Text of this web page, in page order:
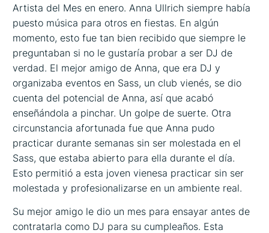
Artista del Mes en enero. Anna Ullrich siempre había
puesto música para otros en fiestas. En algún
momento, esto fue tan bien recibido que siempre le
preguntaban si no le gustaría probar a ser DJ de
verdad. El mejor amigo de Anna, que era DJ y
organizaba eventos en Sass, un club vienés, se dio
cuenta del potencial de Anna, así que acabó
enseñándola a pinchar. Un golpe de suerte. Otra
circunstancia afortunada fue que Anna pudo
practicar durante semanas sin ser molestada en el
Sass, que estaba abierto para ella durante el día.
Esto permitió a esta joven vienesa practicar sin ser
molestada y profesionalizarse en un ambiente real.
Su mejor amigo le dio un mes para ensayar antes de
contratarla como DJ para su cumpleaños. Esta